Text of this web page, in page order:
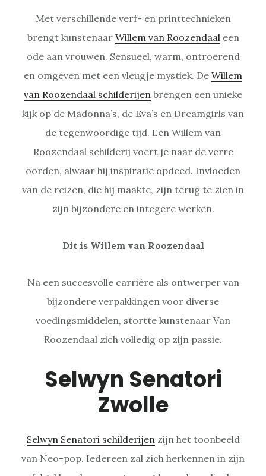
Met verschillende verf- en printtechnieken
brengt kunstenaar Willem van Roozendaal een
ode aan vrouwen. Sensueel, warm, ontroerend
en omgeven met een vleugje mystiek. De Willem
van Roozendaal schilderijen brengen een unieke
kijk op de Madonna’s, de Eva’s en Dreamgirls van
de tegenwoordige tijd. Een Willem van
Roozendaal schilderij voert je naar de verre
oorden, alwaar hij inspiratie opdeed. Invloeden
van de reizen, die hij maakte, zijn terug te zien in
zijn bijzondere en integere werken.
Dit is Willem van Roozendaal
Na een succesvolle carrière als ontwerper van
bijzondere verpakkingen voor diverse
voedingsmiddelen, stortte kunstenaar Van
Roozendaal zich volledig op zijn passie.
Selwyn Senatori
Zwolle
Selwyn Senatori schilderijen zijn het toonbeeld
van Neo-pop. Iedereen zal zich herkennen in zijn